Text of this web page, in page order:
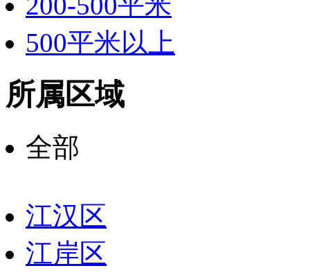
500平米以上
所属区域
全部
江汉区
江岸区